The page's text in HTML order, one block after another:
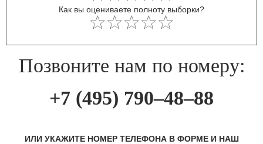
Как вы оцениваете полноту выборки?
Позвоните нам по номеру:
+7 (495) 790–48–88
ИЛИ УКАЖИТЕ НОМЕР ТЕЛЕФОНА В ФОРМЕ И НАШ